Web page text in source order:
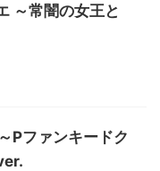
～常闇の女王と
Pファンキードク